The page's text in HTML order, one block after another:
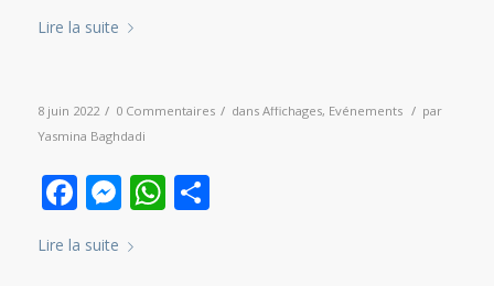
Lire la suite
8 juin 2022 / 0 Commentaires / dans Affichages, Evénements / par
Yasmina Baghdadi
Facebook
Messenger
WhatsApp
Partager
Lire la suite